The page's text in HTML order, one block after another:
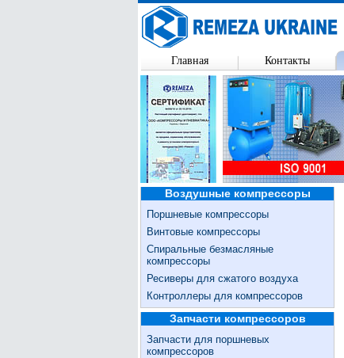
Воздушные компрессоры
Поршневые компрессоры
Винтовые компрессоры
Спиральные безмасляные
компрессоры
Ресиверы для сжатого воздуха
Контроллеры для компрессоров
Запчасти компрессоров
Запчасти для поршневых
компрессоров
Главная Контакты